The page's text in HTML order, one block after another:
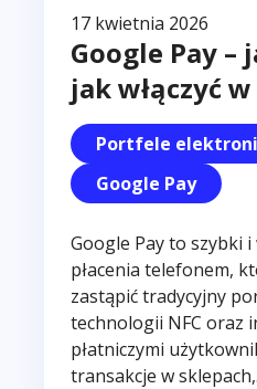
17 kwietnia 2026
Google Pay –
jak włączyć
Portfele
Google Pay
Google Pay to szybki
płacenia telefonem,
zastąpić tradycyjny
technologii NFC oraz
płatniczymi
transakcje w